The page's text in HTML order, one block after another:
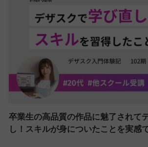
卒業生の高品質の作品に魅了されて
し！スキルが身についたことを実感